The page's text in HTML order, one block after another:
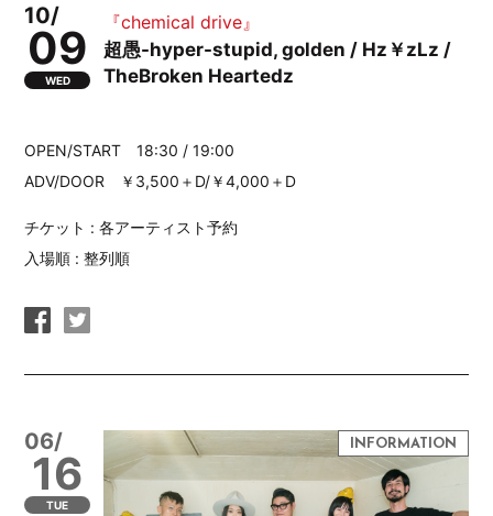
10/
09
WED
『chemical drive』
超愚-hyper-stupid, golden / Hz￥zLz /
TheBroken Heartedz
OPEN/START 18:30 / 19:00
ADV/DOOR ￥3,500＋D/￥4,000＋D
チケット : 各アーティスト予約
入場順 : 整列順
06/
16
TUE